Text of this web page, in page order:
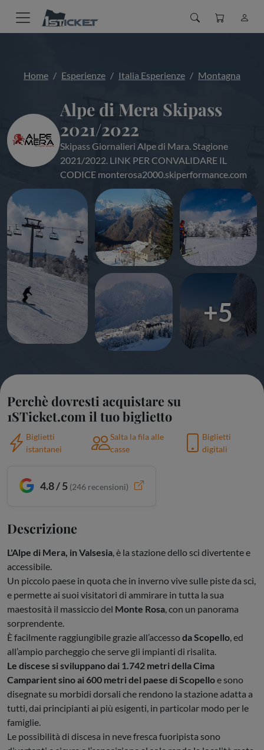
Home Esperienze Italia Esperienze Montagna
Alpe di Mera Skipass
2021/2022
Skipass Giornalieri Alpe di Mara. Stagione
2021/2022. LINK PER CONVALIDARE IL
CODICE monterosa2000.skiperformance.com
+5
Perchè dovresti acquistare su
1STicket.com il tuo biglietto
Biglietti
istantanei
Salta la fila alle
casse
Biglietti
digitali
4.8 / 5 (246 recensioni)
Descrizione
L'Alpe di Mera, in Valsesia , è la stazione dello sci divertente e
accessibile.
Un piccolo paese in quota che in inverno vive sulle piste da sci,
e permette ai suoi visitatori di ammirare in tutta la sua
maestosità il massiccio del Monte Rosa , con un panorama
sorprendente.
È facilmente raggiungibile grazie all’accessoda Scopello , ed
all’ampio parcheggio che serve gli impianti di risalita.
Le discese si sviluppano dai 1.742 metri della Cima
Camparient sino ai 600 metri del paese di Scopelloe sono
disegnate su morbidi dorsali che rendono la stazione adatta a
tutti, dai principianti ai più esigenti, in particolar modo per le
famiglie.
Le possibilità di discesa in neve fresca fuoripista sono